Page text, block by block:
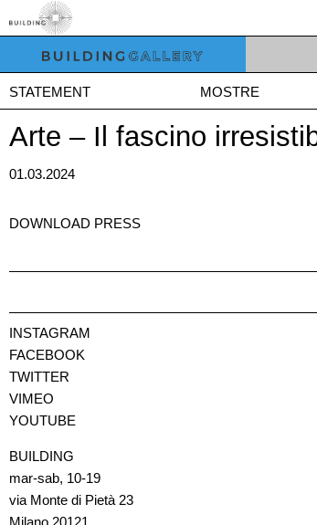
STATEMENT MOSTRE
Arte – Il fascino
01.03.2024
DOWNLOAD PRESS
INSTAGRAM
FACEBOOK
TWITTER
VIMEO
YOUTUBE
BUILDING
mar-sab, 10-19
via Monte di Pietà 23
Milano 20121